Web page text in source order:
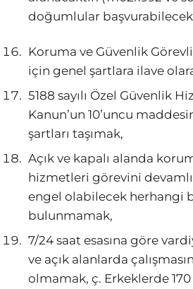
doğumlular
Koruma ve Güvenlik
için genel şartlara ilave
5188 sayılı Özel Güvenlik
Kanun’un 10’uncu
şartları taşımak,
Açık ve kapalı alanda
hizmetleri görevini devamlı
engel olabilecek herhangi
bulunmamak,
7/24 saat esasına göre
ve açık alanlarda
olmamak, ç. Erkeklerde